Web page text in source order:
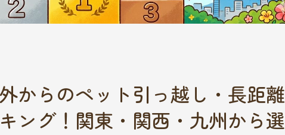
からのペット引っ越し・長距離
ング！関東・関西・九州から選